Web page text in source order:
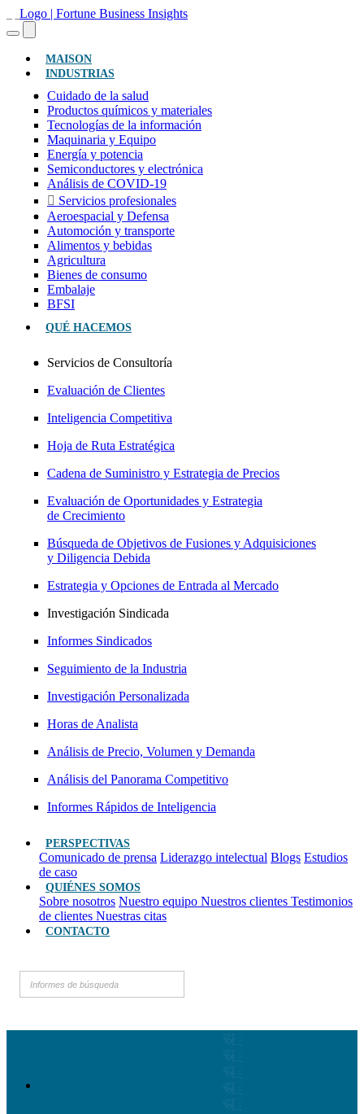
MAISON(ACTUAL)
INDUSTRIAS
Cuidado de la salud
Productos químicos y materiales
Tecnologías de la información
Maquinaria y Equipo
Energía y potencia
Semiconductores y electrónica
Análisis de COVID-19
Servicios profesionales
Aeroespacial y Defensa
Automoción y transporte
Alimentos y bebidas
Agricultura
Bienes de consumo
Embalaje
BFSI
QUÉ HACEMOS
Servicios de Consultoría
Evaluación de Clientes
Inteligencia Competitiva
Hoja de Ruta Estratégica
Cadena de Suministro y Estrategia de Precios
Evaluación de Oportunidades y Estrategia
de Crecimiento
Búsqueda de Objetivos de Fusiones y Adquisiciones
y Diligencia Debida
Estrategia y Opciones de Entrada al Mercado
Investigación Sindicada
Informes Sindicados
Seguimiento de la Industria
Investigación Personalizada
Horas de Analista
Análisis de Precio, Volumen y Demanda
Análisis del Panorama Competitivo
Informes Rápidos de Inteligencia
PERSPECTIVAS
Comunicado de prensa Liderazgo intelectual Blogs Estudios
de caso
QUIÉNES SOMOS
Sobre nosotros Nuestro equipo Nuestros clientes Testimonios
de clientes Nuestras citas
CONTACTO